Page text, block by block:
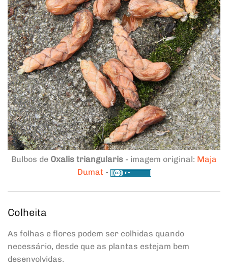
Bulbos de Oxalis triangularis - imagem original: Maja
Dumat -
Colheita
As folhas e flores podem ser colhidas quando
necessário, desde que as plantas estejam bem
desenvolvidas.